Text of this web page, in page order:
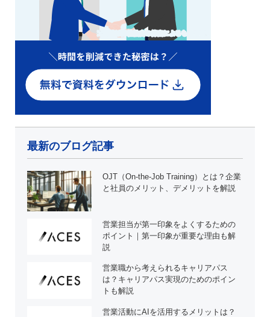
最新のブログ記事
OJT（On-the-Job Training）とは？企業
と社員のメリット、デメリットを解説
営業担当が第一印象をよくするための
ポイント｜第一印象が重要な理由も解
説
営業職から考えられるキャリアパス
は？キャリアパス実現のためのポイン
トも解説
営業活動にAIを活用するメリットは？